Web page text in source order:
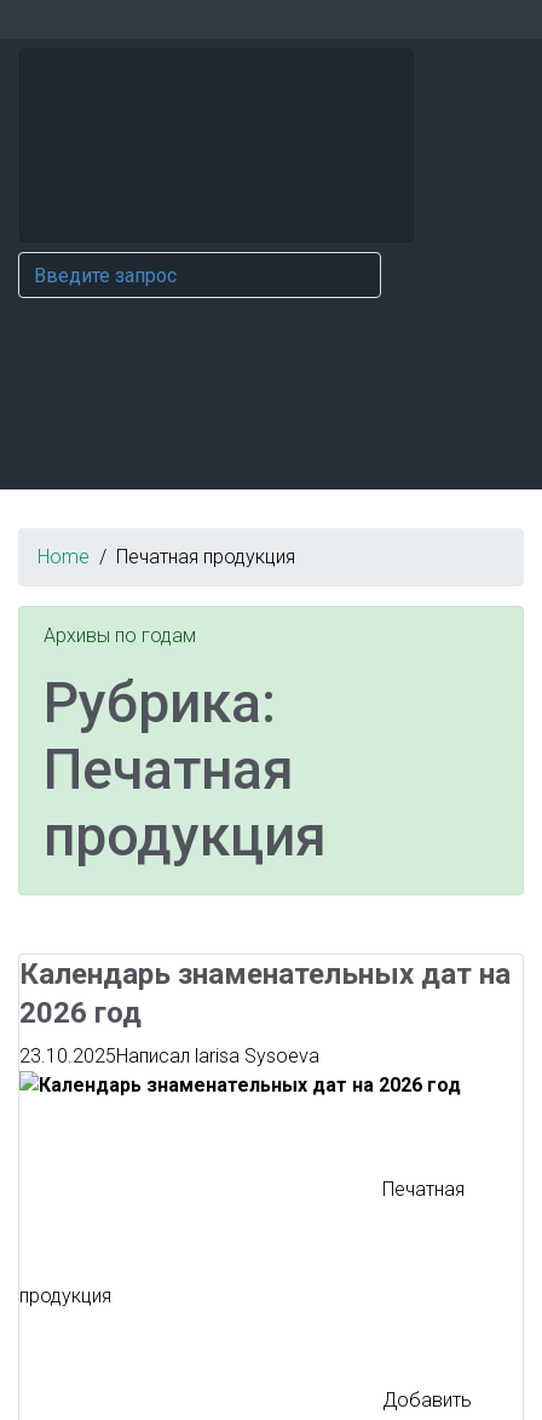
Home Печатная продукция
Архивы по годам
Рубрика:
Печатная
продукция
Календарь знаменательных дат на
2026 год
23.10.2025Написал larisa Sysoeva
Печатная
продукция
Добавить